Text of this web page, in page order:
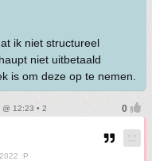
ik niet structureel
niet uitbetaald
is om deze op te nemen.
12:23 • 2
:P